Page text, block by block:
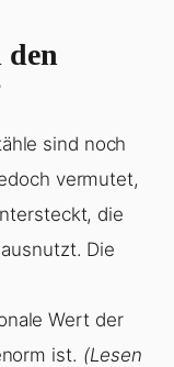
sind noch
vermutet,
die
Die
Wert der
ist. (Lesen